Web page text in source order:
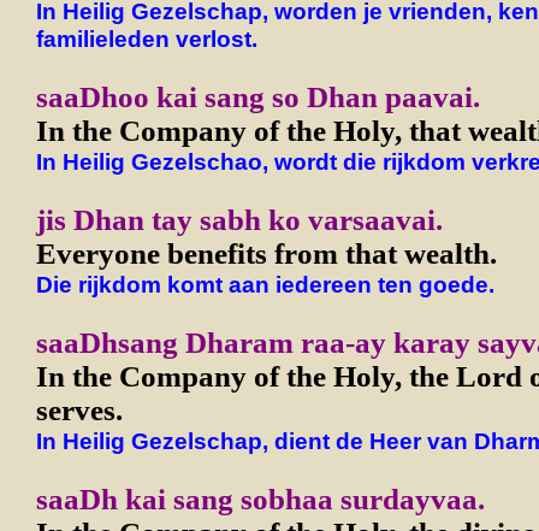
In Heilig Gezelschap, worden je vrienden,
familieleden verlost.
saaDhoo kai sang so Dhan paavai.
In the Company of the Holy, that
In Heilig Gezelschao, wordt die rijkdom
jis Dhan tay sabh ko varsaavai.
Everyone benefits from that wealth.
Die rijkdom komt aan iedereen ten goede.
saaDhsang Dharam raa-ay karay
In the Company of the Holy, the Lord
serves.
In Heilig Gezelschap, dient de Heer van
saaDh kai sang sobhaa surdayvaa.